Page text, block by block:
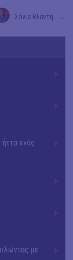
Σόνια Βλάντη
ενός
με